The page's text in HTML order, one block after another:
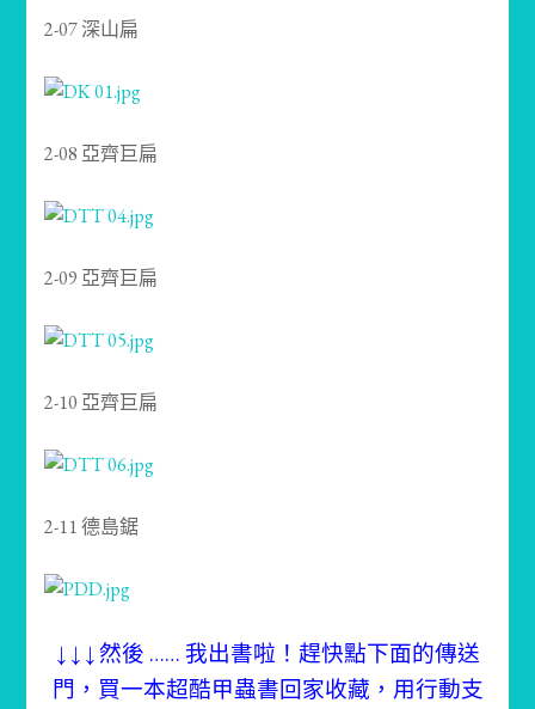
2-07 深山扁
2-08 亞齊巨扁
2-09 亞齊巨扁
2-10 亞齊巨扁
2-11 德島鋸
↓ ↓ ↓ 然後 …… 我出書啦！趕快點下面的傳送
門，買一本超酷甲蟲書回家收藏，用行動支